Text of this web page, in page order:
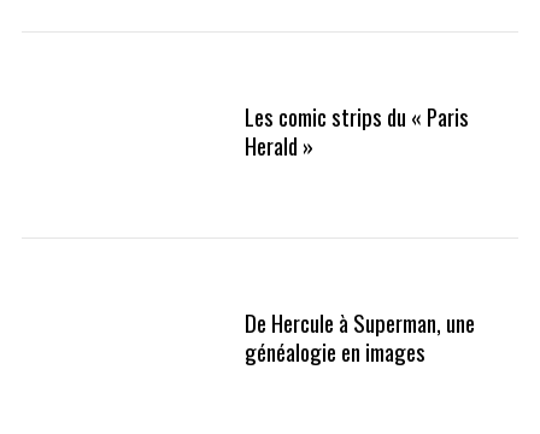
Les comic strips du « Paris
Herald »
De Hercule à Superman, une
généalogie en images